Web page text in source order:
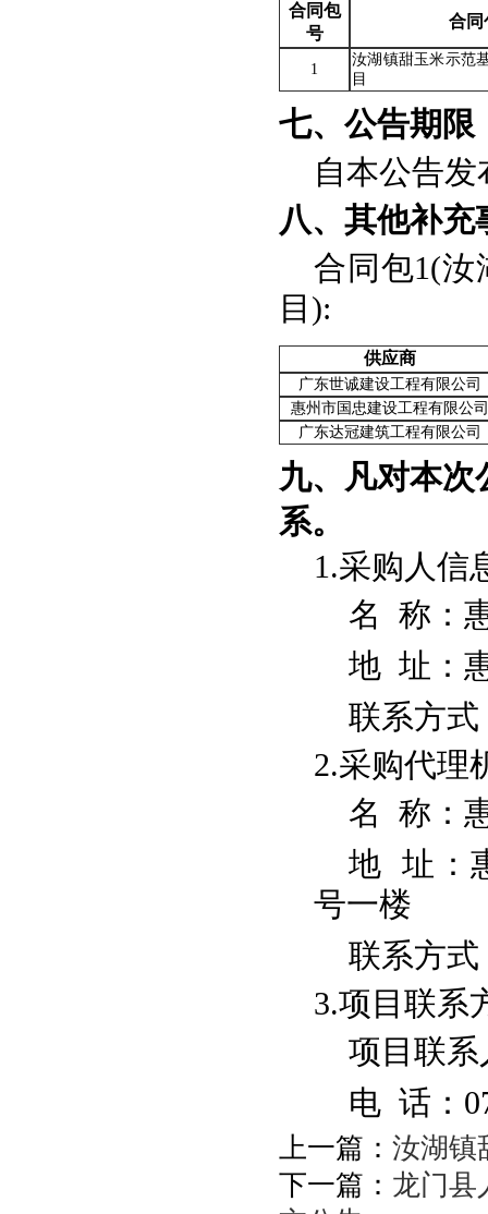
合同包
号
合同
1
汝湖镇甜玉米示范
目
七、公告期限
自本公告
八、其他补充
合同包1(汝
目):
供应商
广东世诚建设工程有限公司
惠州市国忠建设工程有限公司
广东达冠建筑工程有限公司
九、凡对本
系。
1.采购人信
名 称：
地 址：
联系方式
2.采购代理
名 称：
地 址：
号一楼
联系方式
3.项目联系
项目联系
电 话：
上一篇： 汝湖镇
下一篇： 龙门县